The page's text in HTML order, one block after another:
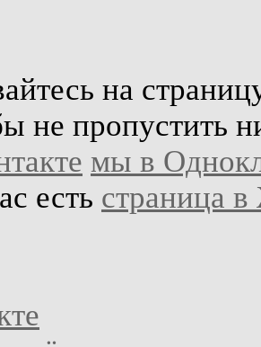
на
не пропустить
мы в
есть страница